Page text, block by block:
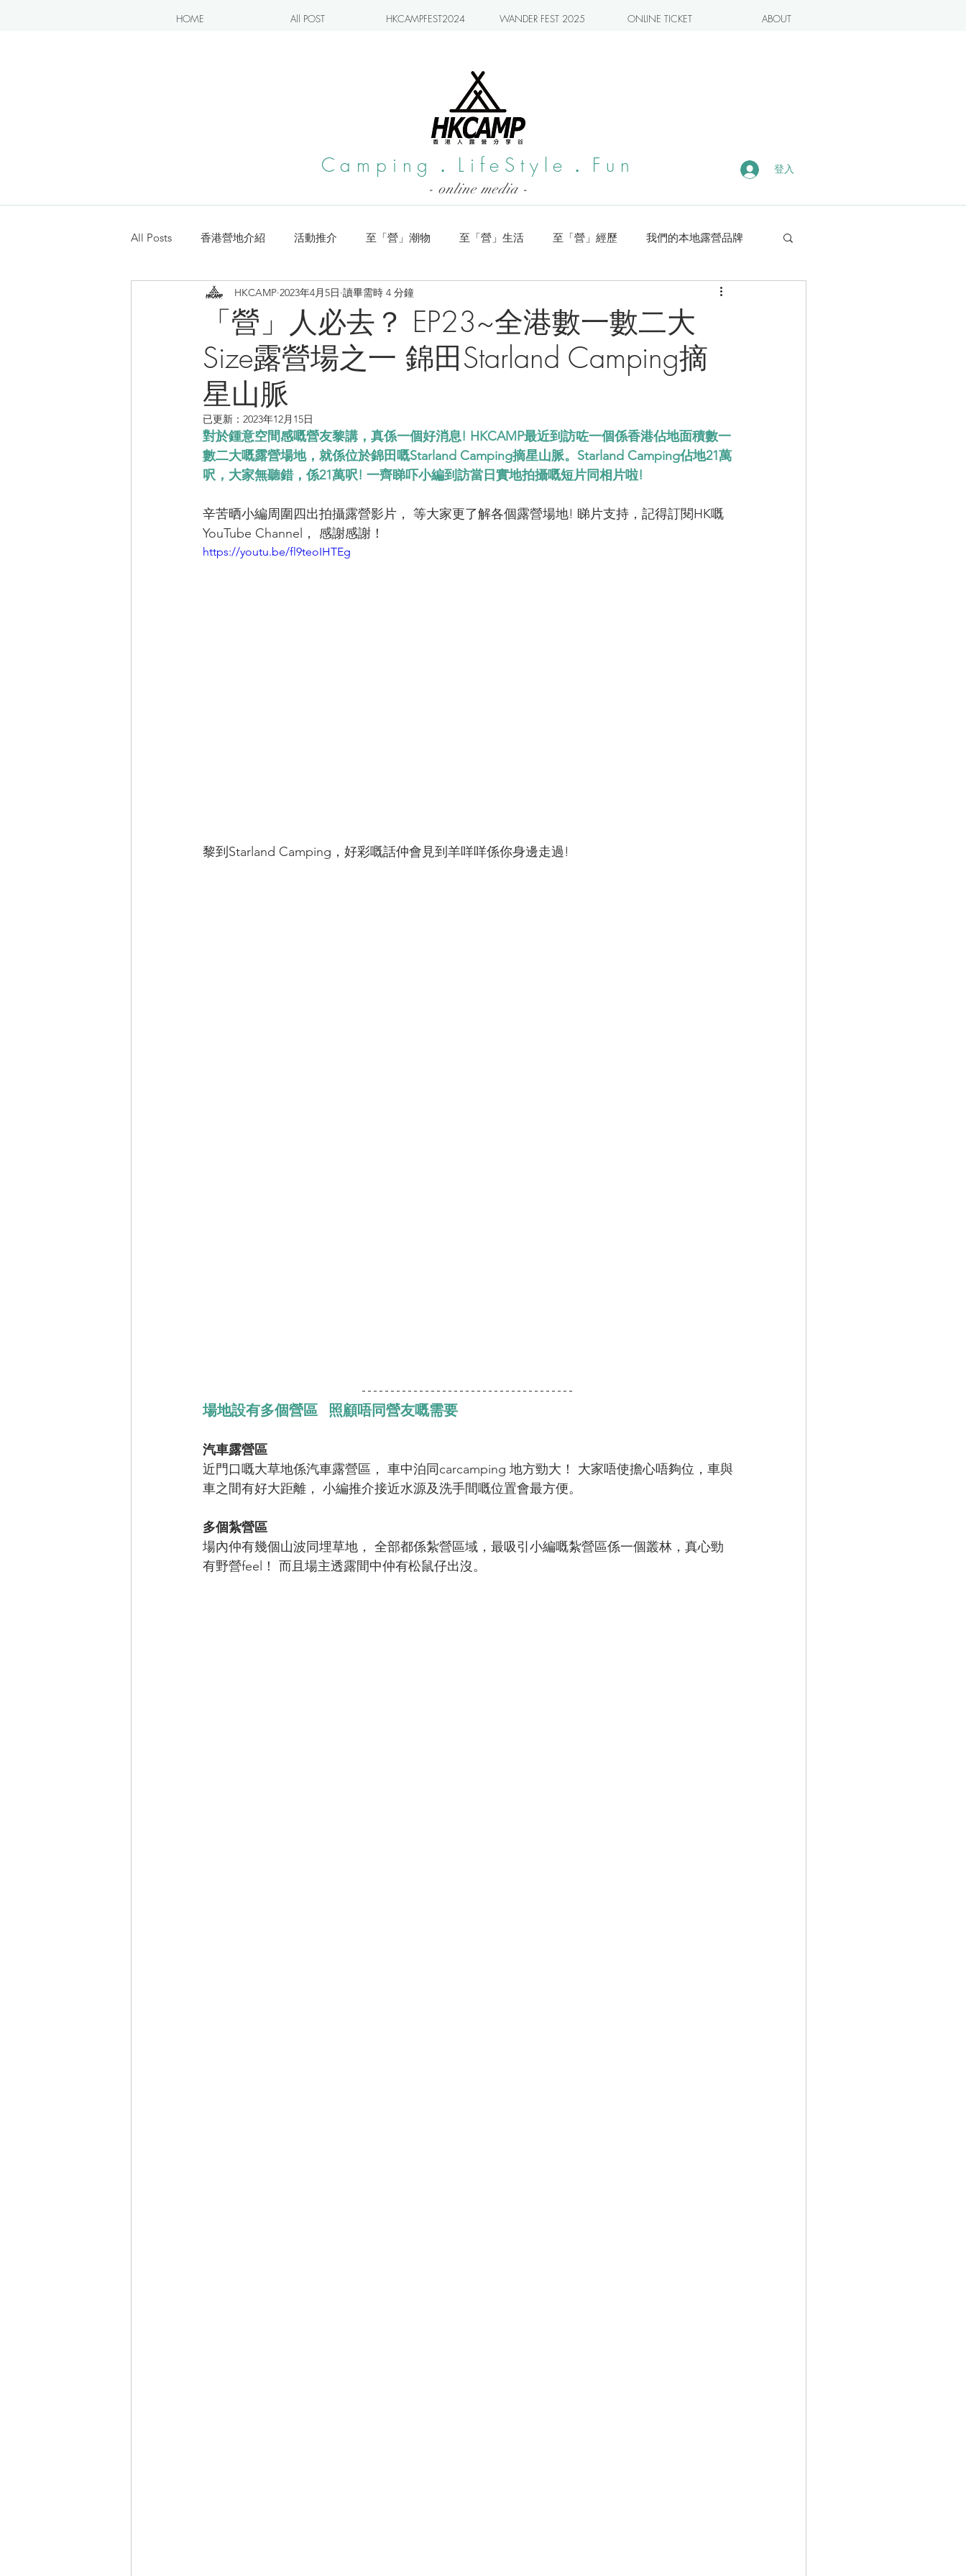
HOME All POST HKCAMPFEST2024 WANDER FEST 2025 ONLINE TICKET ABOUT
Camping．LifeStyle．Fun 登入
- online media -
All Posts 香港營地介紹 活動推介 至「營」潮物 至「營」生活 至「營」經歷 我們的本地露營品牌
露營blogger分享 新手入坑系列 小編實測 露營・遠足熱點
CAMPER音樂電影
「營」人必去？ EP23~全港數一數二大
Size露營場之一 錦田Starland Camping摘
星山脈
HKCAMP 2023年4月5日 讀畢需時 4 分鐘
已更新： 2023年12月15日
對於鍾意空間感嘅營友黎講，真係一個好消息! HKCAMP最近到訪咗一個係香港佔地面積數一
數二大嘅露營場地，就係位於錦田嘅Starland Camping摘星山脈。Starland Camping佔地21萬
呎，大家無聽錯，係21萬呎! 一齊睇吓小編到訪當日實地拍攝嘅短片同相片啦!
辛苦晒小編周圍四出拍攝露營影片， 等大家更了解各個露營場地! 睇片支持，記得訂閱HK嘅
YouTube Channel， 感謝感謝！
https://youtu.be/fl9teoIHTEg
黎到Starland Camping，好彩嘅話仲會見到羊咩咩係你身邊走過!
場地設有多個營區   照顧唔同營友嘅需要
汽車露營區
近門口嘅大草地係汽車露營區， 車中泊同carcamping 地方勁大！ 大家唔使擔心唔夠位 ， 車與
車之間有好大距離， 小編推介接近水源及洗手間嘅位置會最方便。
多個紮營區
場內仲有幾個山波同埋草地， 全部都係紮營區域，最吸引小編嘅紮營區係一個叢林，真心勁
有野營feel！ 而且場主透露間中仲有松鼠仔出沒。